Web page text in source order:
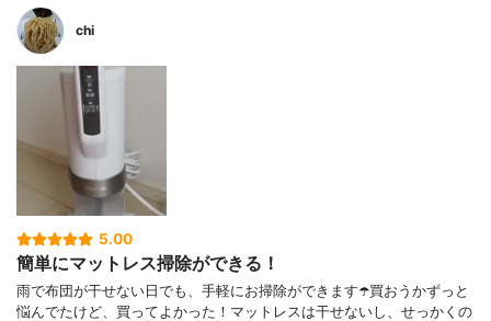
chi
5.00
簡単にマットレス掃除ができる！
雨で布団が干せない日でも、手軽にお掃除ができます☂️買おうかずっと
悩んでたけど、買ってよかった！マットレスは干せないし、せっかくの